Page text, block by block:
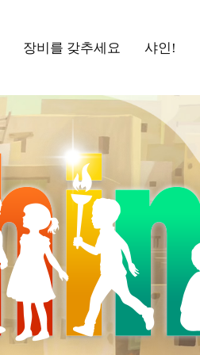
장비를 갖추세요 샤인!